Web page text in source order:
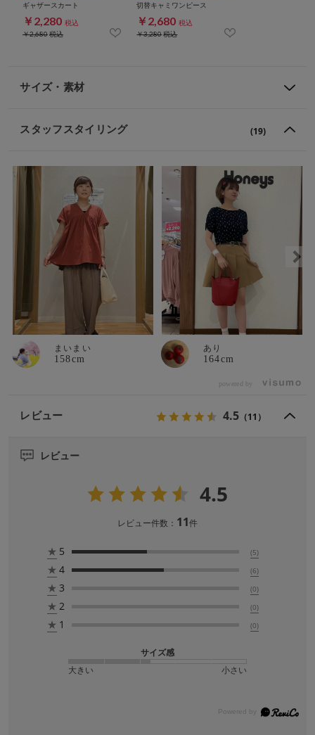
ギャザースカート
￥2,280 税込
￥2,680税込
切替キャミワンピース
￥2,680 税込
￥3,280税込
サイズ・素材
スタッフスタイリング (19)
まいまい
158cm
あり
164cm
powered by
レビュー 4.5 （11）
レビュー
4.5
レビュー件数： 11件
★ 5 (5)
★ 4 (6)
★ 3 (0)
★ 2 (0)
★ 1 (0)
サイズ感
大きい
小さい